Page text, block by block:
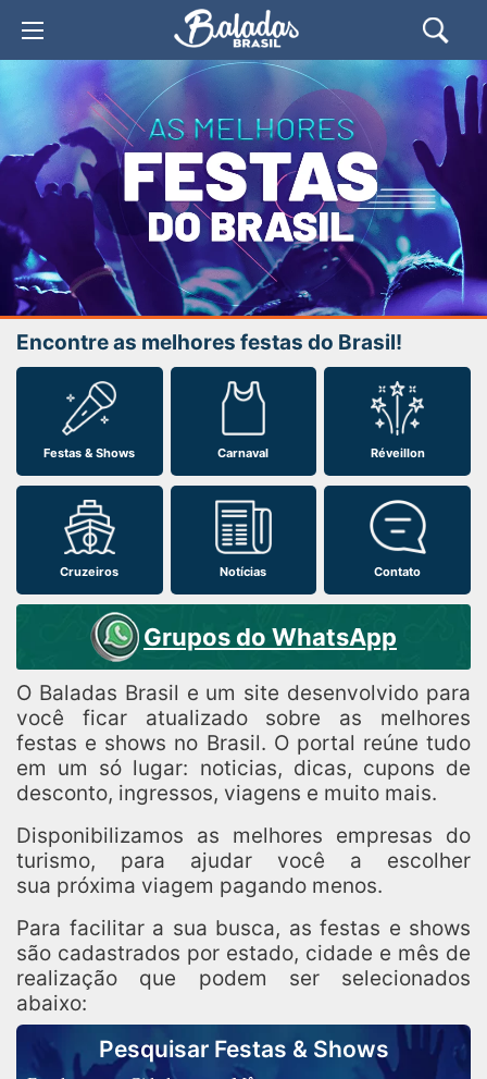
Encontre as melhores festas do Brasil!
Festas & Shows Carnaval Réveillon
Cruzeiros Notícias Contato
Grupos do WhatsApp
O Baladas Brasil e um site desenvolvido para
você ficar atualizado sobre as melhores
festas e shows no Brasil. O portal reúne tudo
em um só lugar: noticias, dicas, cupons de
desconto, ingressos, viagens e muito mais.
Disponibilizamos as melhores empresas do
turismo, para ajudar você a escolher
sua próxima viagem pagando menos.
Para facilitar a sua busca, as festas e shows
são cadastrados por estado, cidade e mês de
realização que podem ser selecionados
abaixo:
Pesquisar Festas & Shows